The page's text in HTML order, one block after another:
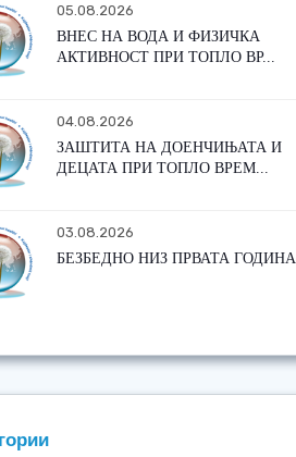
05.08.2026
ВНЕС НА ВОДА И ФИЗИЧКА
АКТИВНОСТ ПРИ ТОПЛО ВР...
04.08.2026
ЗАШТИТА НА ДОЕНЧИЊАТА И
ДЕЦАТА ПРИ ТОПЛО ВРЕМ...
03.08.2026
БЕЗБЕДНО НИЗ ПРВАТА ГОДИНА